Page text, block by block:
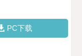
PC下载